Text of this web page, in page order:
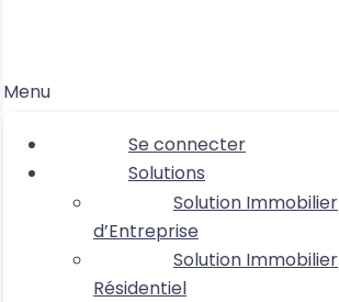
Menu
Se connecter
Solutions
Solution Immobilier
d’Entreprise
Solution Immobilier
Résidentiel